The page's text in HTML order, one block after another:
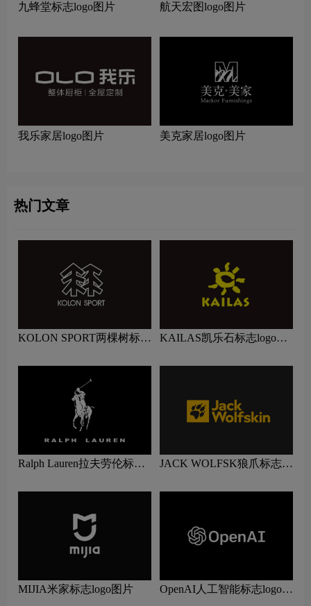
九蜂堂标志logo图片 航天宏图logo图片
我乐家居logo图片 美克家居logo图片
热门文章
KOLON SPORT两棵树标志
KAILAS凯乐石标志logo图
Ralph Lauren拉夫劳伦标志
JACK WOLFSK狼爪标志
MIJIA米家标志logo图片
OpenAI人工智能标志logo图